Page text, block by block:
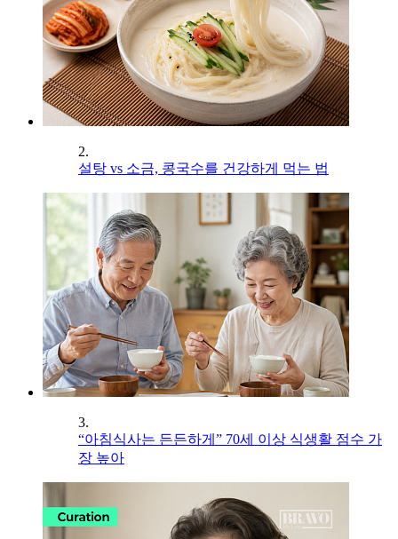
2.
설탕 vs 소금, 콩국수를 건강하게 먹는 법
3.
“아침식사는 든든하게” 70세 이상 식생활 점수 가
장 높아